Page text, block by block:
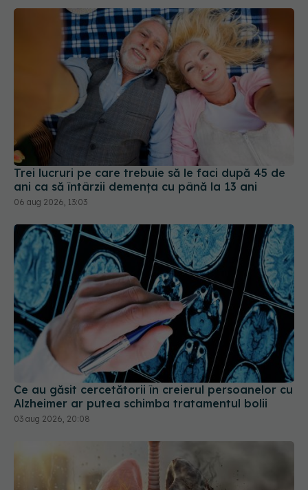
Trei lucruri pe care trebuie să le faci după 45 de
ani ca să întârzii demența cu până la 13 ani
06 aug 2026, 13:03
Ce au găsit cercetătorii în creierul persoanelor cu
Alzheimer ar putea schimba tratamentul bolii
03 aug 2026, 20:08